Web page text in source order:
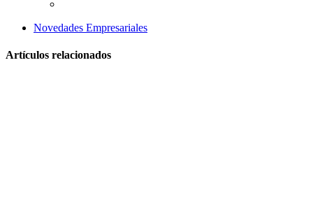
Novedades Empresariales
Artículos relacionados